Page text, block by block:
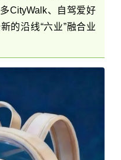
CityWalk、自驾爱好
的沿线“六业”融合业